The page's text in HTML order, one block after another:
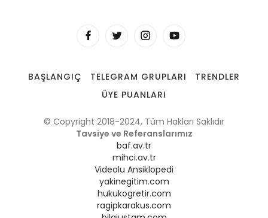
BAŞLANGIÇ TELEGRAM GRUPLARI
TRENDLER
ÜYE PUANLARI
© Copyright 2018-2024, Tüm Hakları Saklıdır
Tavsiye ve Referanslarımız
baf.av.tr
mihci.av.tr
Videolu Ansiklopedi
yakinegitim.com
hukukogretir.com
ragipkarakus.com